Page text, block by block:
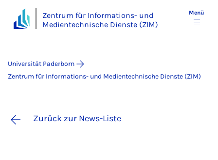
Zentrum für Informations- und
Medientechnische Dienste (ZIM)
Menü
Universität Paderborn
Zentrum für Informations- und Medientechnische Dienste (ZIM)
Zurück zur News-Liste